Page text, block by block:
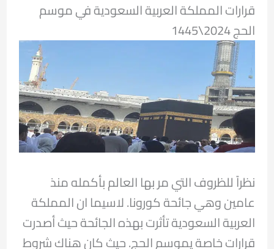
قرارات المملكة العربية السعودية في موسم
الحج 2024\1445
نظراً للظروف التي مر بها العالم بأكمله منذ
عامين وهي جائحة كورونا. لاسيما ان المملكة
العربية السعودية تأثرت بهذه الجائحة حيث أصدرت
قرارات خاصة يموسم الحج. حيث كان هناك شروط